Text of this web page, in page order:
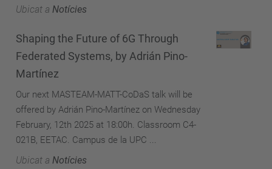
Ubicat a Notícies
Shaping the Future of 6G Through
Federated Systems, by Adrián Pino-
Martínez
Our next MASTEAM-MATT-CoDaS talk will be
offered by Adrián Pino-Martínez on Wednesday
February, 12th 2025 at 18:00h. Classroom C4-
021B, EETAC. Campus de la UPC ...
Ubicat a Notícies